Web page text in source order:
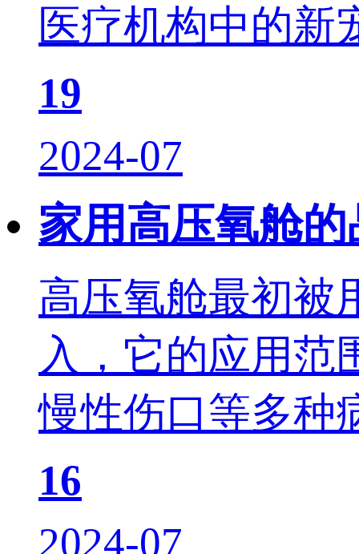
医疗机构中的新
19
2024-07
家用高压氧舱
高压氧舱最初被
入，它的应用范
慢性伤口等多种
16
2024-07